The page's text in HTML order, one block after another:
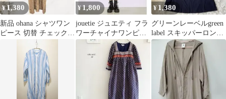
¥1,380
新品 ohana シャツワン
ピース 切替 チェック
コットン100% オハナ F
¥1,800
jouetie ジュエティ フラ
ワーチャイナワンピー
ス ミックス ベルト
なし
¥ 1,380
グリーンレーベルgreen
label スキッパーロング
ワンピースネイビーフ
リー